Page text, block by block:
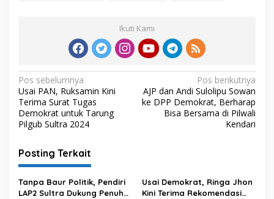
Ikuti Kami
N
a
v
g
a
s
Pos sebelumnya
Usai PAN, Ruksamin Kini
Terima Surat Tugas
Demokrat untuk Tarung
Pilgub Sultra 2024
Pos berikutnya
AJP dan Andi Sulolipu Sowan
ke DPP Demokrat, Berharap
Bisa Bersama di Pilwali
Kendari
Posting Terkait
Tanpa Baur Politik, Pendiri
LAP2 Sultra Dukung Penuh
Usai Demokrat, Ringa Jhon
Kini Terima Rekomendasi